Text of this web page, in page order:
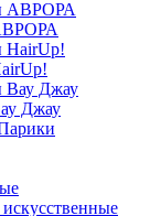
Джау